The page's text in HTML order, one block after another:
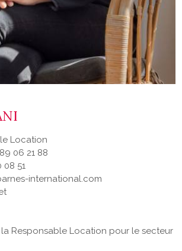
Location
06 21 88
08 51
international.com
la Responsable Location pour le secteur